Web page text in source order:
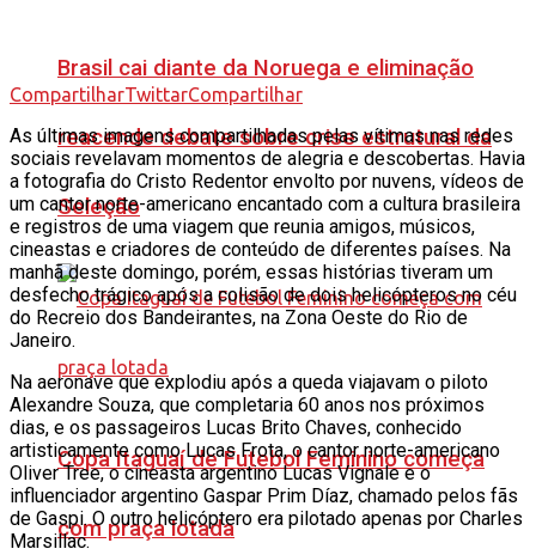
Brasil cai diante da Noruega e eliminação
reacende debate sobre crise estrutural da
Seleção
Copa Itaguaí de Futebol Feminino começa
com praça lotada
CompartilharTwittarCompartilhar
As últimas imagens compartilhadas pelas vítimas nas redes
sociais revelavam momentos de alegria e descobertas. Havia
a fotografia do Cristo Redentor envolto por nuvens, vídeos de
um cantor norte-americano encantado com a cultura brasileira
e registros de uma viagem que reunia amigos, músicos,
cineastas e criadores de conteúdo de diferentes países. Na
manhã deste domingo, porém, essas histórias tiveram um
desfecho trágico após a colisão de dois helicópteros no céu
do Recreio dos Bandeirantes, na Zona Oeste do Rio de
Janeiro.
Na aeronave que explodiu após a queda viajavam o piloto
Alexandre Souza, que completaria 60 anos nos próximos
dias, e os passageiros Lucas Brito Chaves, conhecido
artisticamente como Lucas Frota, o cantor norte-americano
Oliver Tree, o cineasta argentino Lucas Vignale e o
influenciador argentino Gaspar Prim Díaz, chamado pelos fãs
de Gaspi. O outro helicóptero era pilotado apenas por Charles
Marsillac.